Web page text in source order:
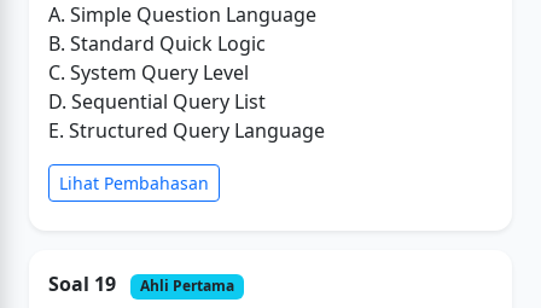
A. Simple Question Language
B. Standard Quick Logic
C. System Query Level
D. Sequential Query List
E. Structured Query Language
Lihat Pembahasan
Soal 19 Ahli Pertama